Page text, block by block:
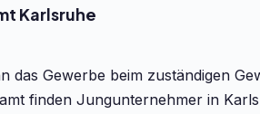
Karlsruhe
das Gewerbe beim zuständigen
finden Jungunternehmer in